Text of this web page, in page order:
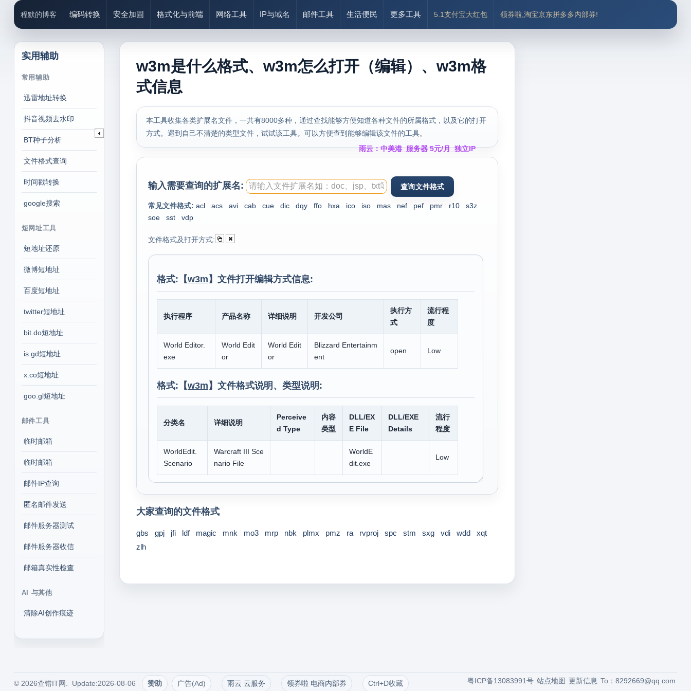
程默的博客 编码转换 安全加固 格式化与前端 网络工具 IP与域名 邮件工具 生活便民 更多工具 5.1支付宝大红包 领券啦,淘宝京东拼多多内部券!
实用辅助
常用辅助
迅雷地址转换
抖音视频去水印
BT种子分析
文件格式查询
时间戳转换
google搜索
短网址工具
短地址还原
微博短地址
百度短地址
twitter短地址
bit.do短地址
is.gd短地址
x.co短地址
goo.gl短地址
邮件工具
临时邮箱
临时邮箱
邮件IP查询
匿名邮件发送
邮件服务器测试
邮件服务器收信
邮箱真实性检查
AI 与其他
清除AI创作痕迹
w3m是什么格式、w3m怎么打开（编辑）、w3m格
式信息
本工具收集各类扩展名文件，一共有8000多种，通过查找能够方便知道各种文件的所属格式，以及它的打开
方式。遇到自己不清楚的类型文件，试试该工具。可以方便查到能够编辑该文件的工具。
雨云：中美港_服务器 5元/月_独立IP
输入需要查询的扩展名:
常见文件格式: acl acs avi cab cue dic dqy ffo hxa ico iso mas nef pef pmr r10
s3z
soe
sst vdp
文件格式及打开方式:
格式:【w3m 】文件打开编辑方式信息:
执行程序 产品名称 详细说明 开发公司
执行方
式
流行程
度
World Editor.
exe
World Edit
or
World Edit
or
Blizzard Entertainm
ent
open Low
格式:【w3m 】文件格式说明、类型说明:
分类名 详细说明
Perceive
d Type
内容
类型
DLL/EX
E File
DLL/EXE
Details
流行
程度
WorldEdit.
Scenario
Warcraft III Sce
nario File
WorldE
dit.exe
Low
大家查询的文件格式
gbs gpj jfi ldf magic mnk mo3 mrp nbk plmx pmz ra rvproj spc stm sxg vdi wdd
xqt
zlh
© 2026查错IT网. Update:2026-08-06 赞助 广告(Ad) 雨云 云服务 领券啦 电商内部券 Ctrl+D收藏 To：8292669@qq.com
更新信息
站点地图
粤ICP备13083991号